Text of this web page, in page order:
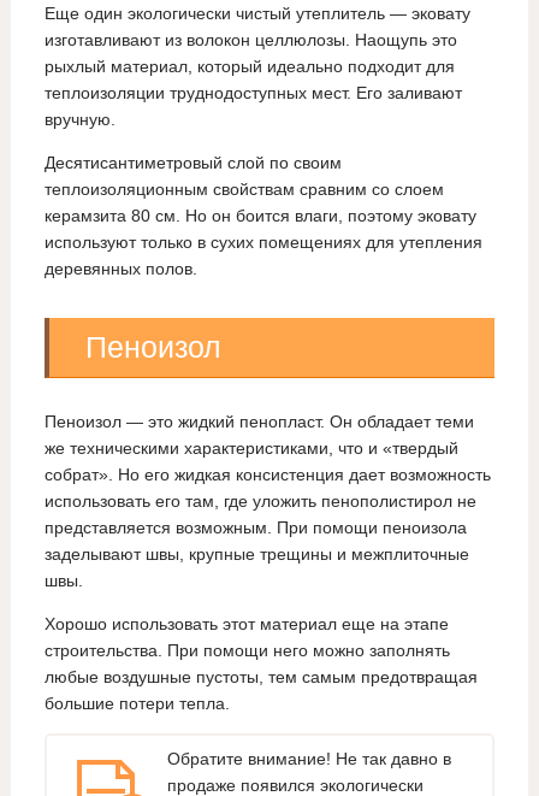
Еще один экологически чистый утеплитель — эковату
изготавливают из волокон целлюлозы. Наощупь это
рыхлый материал, который идеально подходит для
теплоизоляции труднодоступных мест. Его заливают
вручную.
Десятисантиметровый слой по своим
теплоизоляционным свойствам сравним со слоем
керамзита 80 см. Но он боится влаги, поэтому эковату
используют только в сухих помещениях для утепления
деревянных полов.
Пеноизол
Пеноизол — это жидкий пенопласт. Он обладает теми
же техническими характеристиками, что и «твердый
собрат». Но его жидкая консистенция дает возможность
использовать его там, где уложить пенополистирол не
представляется возможным. При помощи пеноизола
заделывают швы, крупные трещины и межплиточные
швы.
Хорошо использовать этот материал еще на этапе
строительства. При помощи него можно заполнять
любые воздушные пустоты, тем самым предотвращая
большие потери тепла.
Обратите внимание! Не так давно в
продаже появился экологически